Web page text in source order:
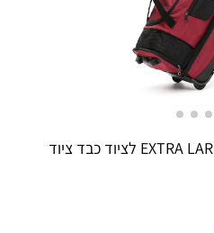
תיק על גלגלים דאפל באג EXTRA LARGE לציוד כבד ציוד